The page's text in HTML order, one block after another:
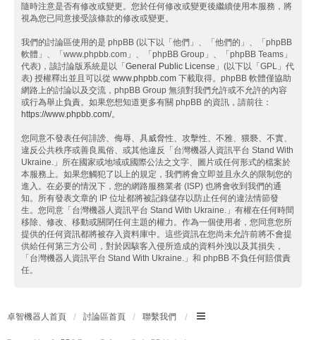
隨時注意是否有修改或變更。您於任何修改或變更後繼續使用本服務，將
視為您已同意接受該條款的修改或變更。
我們的討論區使用的是 phpBB (以下以「他們」、「他們的」、「phpBB
軟體」、「www.phpbb.com」、「phpBB Group」、「phpBB Teams」
代表)，該討論版系統是以「General Public License 」(以下以「GPL」代
表) 授權釋出並且可以從 www.phpbb.com 下載取得。phpBB 軟體僅協助
網路上的討論以及交流，phpBB Group 無須對我們允許或不允許的內容
或行為舉止負責。如果您想知道更多有關 phpBB 的資訊，請前往：
https://www.phpbb.com/。
您同意不發表任何誹謗、侮辱、具威脅性、攻擊性、不雅、猥褻、不實、
違反公共秩序或善良風俗、或其他違反「台灣機器人資訊平台 Stand With
Ukraine.」所在國家或地域或國際公法之文字、圖片或任何形式的檔案於
本服務上。如果您觸犯了以上的規定，我們將會立即並且永久的限制您的
進入。在必要的情況下，您的網路服務業者 (ISP) 也將會收到我們的通
知。所有發表文章的 IP 位址都將被記錄儲存以防止任何的違法情節發
生。您同意「台灣機器人資訊平台 Stand With Ukraine.」有權在任何時間
移除、修改、移動或關閉任何主題的權力。作為一個使用者，您同意您所
提供的任何資訊都將被存入資料庫中。這些資訊在您尚未允許前將不會提
供給任何第三方公司，對於因駭客入侵所造成的資料外洩以及其損失，
「台灣機器人資訊平台 Stand With Ukraine.」和 phpBB 不負任何賠償責
任。
卓智機器人首頁 討論區首頁 聯繫我們